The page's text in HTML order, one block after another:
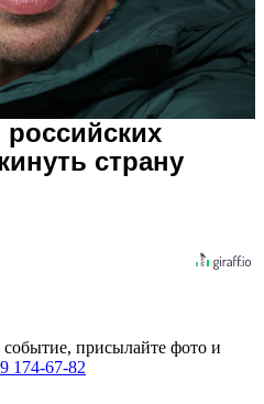
страну
присылайте фото и
174-67-82